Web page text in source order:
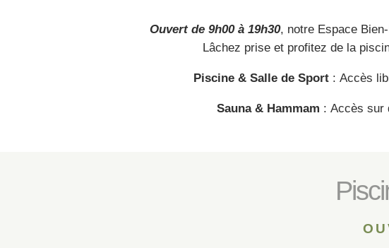
Ouvert de 9h00 à 19h30, notre Espace
Lâchez prise et profitez de la
Piscine & Salle de Sport : Accès
Sauna & Hammam : Accès sur